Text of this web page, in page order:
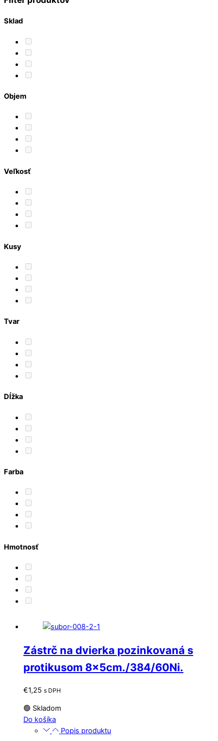
Sklad
Objem
Veľkosť
Kusy
Tvar
Dĺžka
Farba
Hmotnosť
Zástrč na dvierka pozinkovaná s
protikusom 8x5cm./384/60Ni.
€1,25 s DPH
🟢 Skladom
Do košíka
Popis produktu